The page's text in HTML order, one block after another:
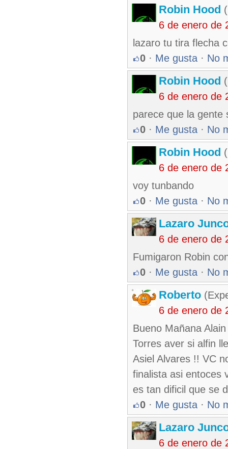
Robin Hood
6 de enero de
lazaro tu tira flecha
0 · Me gusta · No
Robin Hood
6 de enero de
parece que la gente
0 · Me gusta · No
Robin Hood
6 de enero de
voy tunbando
0 · Me gusta · No
Lazaro
6 de enero de
Fumigaron Robin
0 · Me gusta · No
Roberto
6 de enero de
Bueno Mañana
Torres aver si alfin
Asiel Alvares !! VC
finalista asi entoces
es tan dificil que se
0 · Me gusta · No
Lazaro
6 de enero de